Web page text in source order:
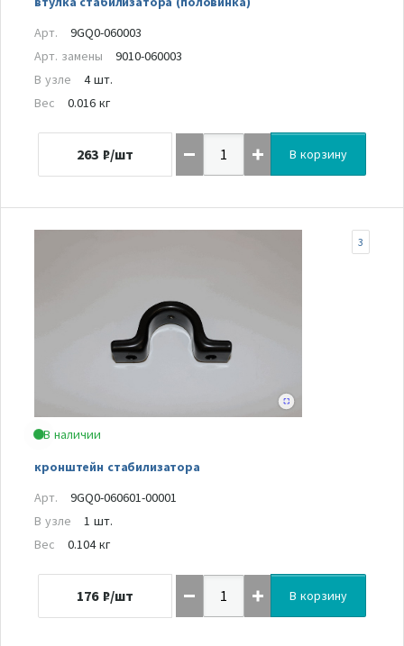
Арт.
9GQ0-060003
Арт. замены
9010-060003
В узле
4 шт.
Вес
0.016 кг
263 ₽/шт В корзину
В наличии
кронштейн стабилизатора
3
Арт.
9GQ0-060601-00001
В узле
1 шт.
Вес
0.104 кг
176 ₽/шт В корзину